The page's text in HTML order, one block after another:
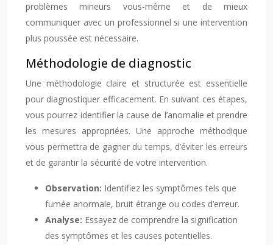
problèmes mineurs vous-même et de mieux
communiquer avec un professionnel si une intervention
plus poussée est nécessaire.
Méthodologie de diagnostic
Une méthodologie claire et structurée est essentielle
pour diagnostiquer efficacement. En suivant ces étapes,
vous pourrez identifier la cause de l’anomalie et prendre
les mesures appropriées. Une approche méthodique
vous permettra de gagner du temps, d’éviter les erreurs
et de garantir la sécurité de votre intervention.
Observation: Identifiez les symptômes tels que
fumée anormale, bruit étrange ou codes d’erreur.
Analyse: Essayez de comprendre la signification
des symptômes et les causes potentielles.